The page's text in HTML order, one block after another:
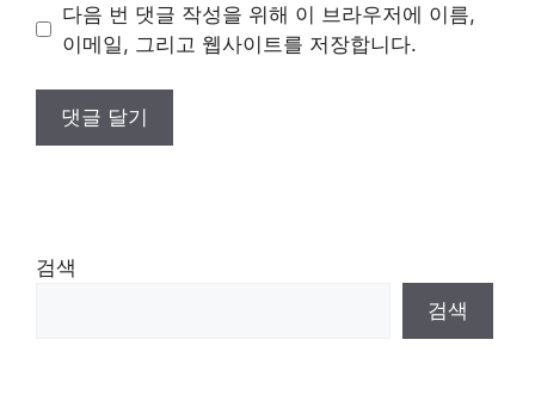
트
다음 번 댓글 작성을 위해 이 브라우저에 이름,
이메일, 그리고 웹사이트를 저장합니다.
검색
검색